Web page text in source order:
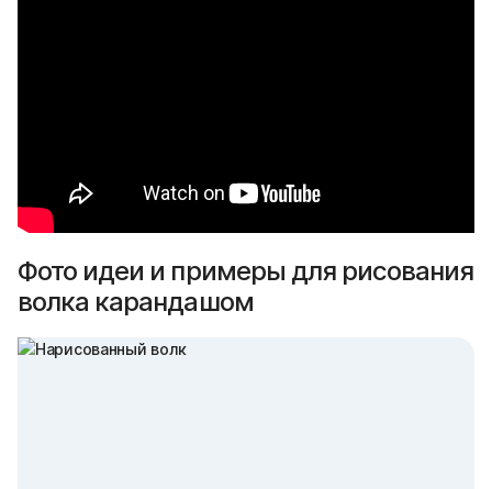
Фото идеи и примеры для рисования
волка карандашом